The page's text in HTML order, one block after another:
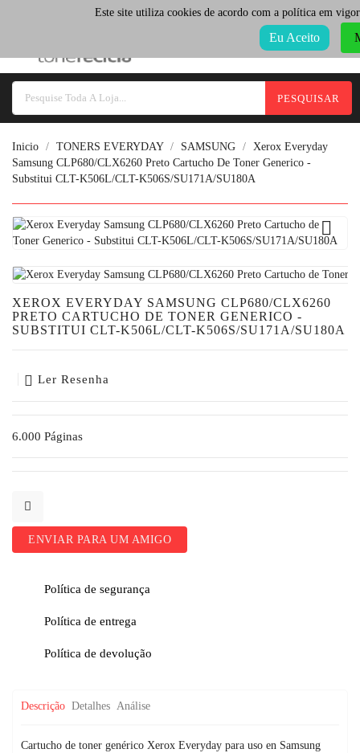
Este site utiliza cookies de acordo com a política em
Eu Aceito
▼
PESQUISAR
Inicio TONERS EVERYDAY SAMSUNG
Xerox Everyday
Samsung CLP680/CLX6260 Preto Cartucho De Toner Generico -
Substitui CLT-K506L/CLT-K506S/SU171A/SU180A

XEROX EVERYDAY SAMSUNG CLP680/CLX6260
PRETO CARTUCHO DE TONER GENERICO -
SUBSTITUI CLT-K506L/CLT-K506S/SU171A/SU180A
Ler Resenha
6.000 Páginas
ENVIAR PARA UM AMIGO
Política de segurança
Política de entrega
Política de devolução
Descrição Detalhes Análise
Cartucho de toner genérico Xerox Everyday para uso en Samsung